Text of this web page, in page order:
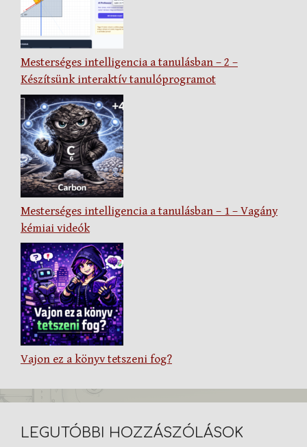
Mesterséges intelligencia a tanulásban – 2 –
Készítsünk interaktív tanulóprogramot
Mesterséges intelligencia a tanulásban – 1 – Vagány
kémiai videók
Vajon ez a könyv tetszeni fog?
LEGUTÓBBI HOZZÁSZÓLÁSOK